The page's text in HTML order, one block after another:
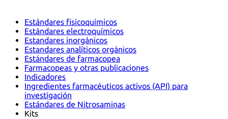
Estándares fisicoquímicos
Estándares electroquímicos
Estandares inorgánicos
Estandares analíticos orgánicos
Estándares de farmacopea
Farmacopeas y otras publicaciones
Indicadores
Ingredientes farmacéuticos activos (API) para
investigación
Estándares de Nitrosaminas
Kits